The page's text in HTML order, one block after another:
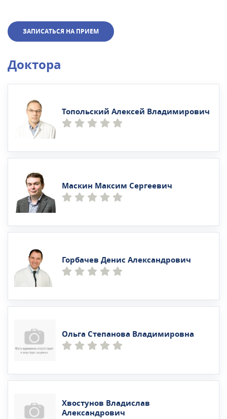
ЗАПИСАТЬСЯ НА ПРИЕМ
Доктора
Топольский Алексей Владимирович
Маскин Максим Сергеевич
Горбачев Денис Александрович
Ольга Степанова Владимировна
Хвостунов Владислав
Александрович